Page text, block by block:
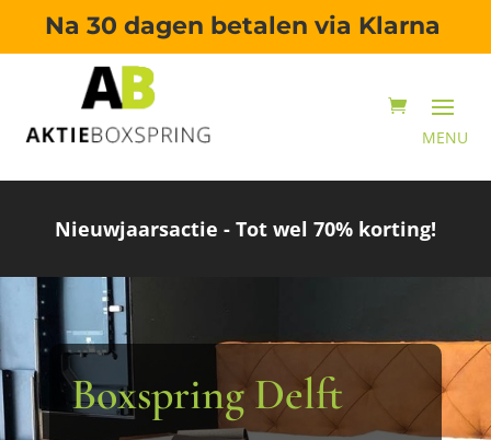
Na 30 dagen betalen via Klarna
Nieuwjaarsactie - Tot wel 70% korting!
Boxspring Delft